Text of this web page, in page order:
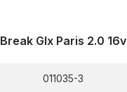
Break Glx Paris 2.0 16v
011035-3